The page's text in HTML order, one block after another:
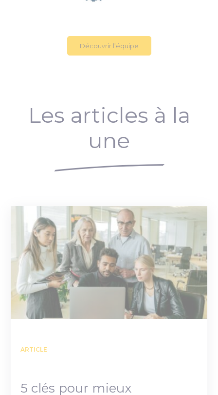
Découvrir l’équipe
Les articles à la
une
ARTICLE
5 clés pour mieux